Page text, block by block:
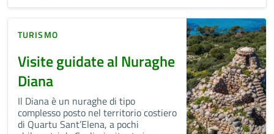
TURISMO
Visite guidate al Nuraghe
Diana
Il Diana è un nuraghe di tipo
complesso posto nel territorio costiero
di Quartu Sant’Elena, a pochi